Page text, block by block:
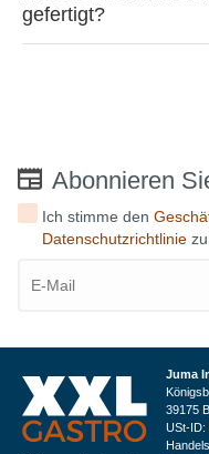
gefertigt?
Abonnieren
Ich stimme den
Datenschutzrichtlinie zu
Juma
39175
USt-ID: